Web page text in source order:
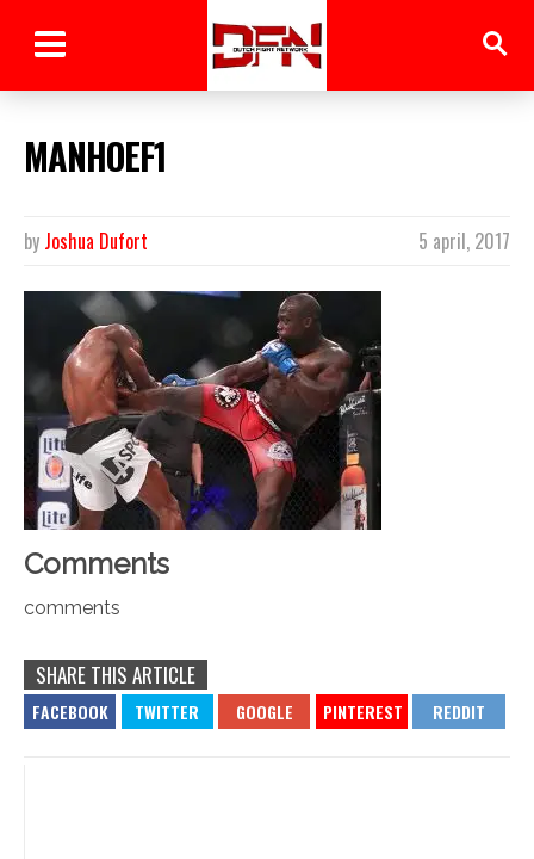
MANHOEF1
5 april, 2017
by Joshua Dufort
Comments
comments
SHARE THIS ARTICLE